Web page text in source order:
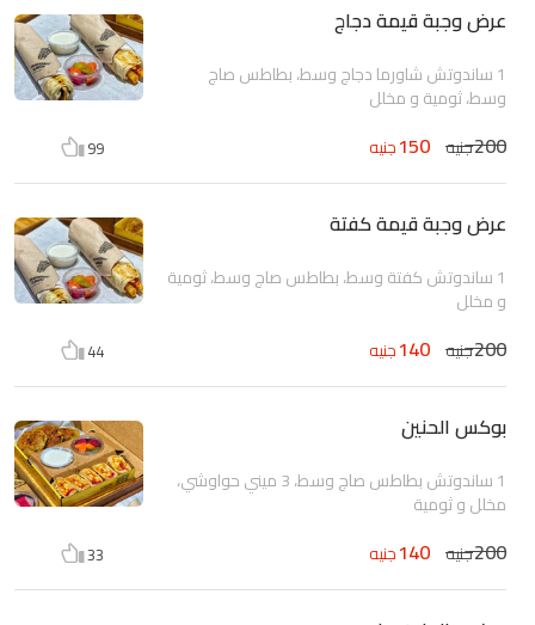
عرض وجبة قيمة دجاج
1 ساندوتش شاورما دجاج وسط، بطاطس صاج
وسط، ثومية و مخلل
200جنيه 150جنيه 99
عرض وجبة قيمة كفتة
1 ساندوتش كفتة وسط، بطاطس صاج وسط، ثومية
و مخلل
200جنيه 140جنيه 44
بوكس الحنين
1 ساندوتش بطاطس صاج وسط، 3 ميني حواوشي،
مخلل و ثومية
200جنيه 140جنيه 33